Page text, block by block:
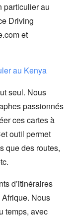
particulier au
Driving
et
au Kenya
seul. Nous
passionnés
ces cartes à
outil permet
que des routes,
d’itinéraires
Nous
temps, avec